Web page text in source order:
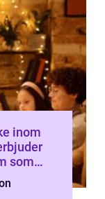
inom
som
behöva
strålar